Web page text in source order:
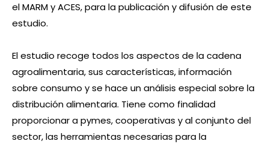
el MARM y ACES, para la publicación y difusión de este
estudio.
El estudio recoge todos los aspectos de la cadena
agroalimentaria, sus características, información
sobre consumo y se hace un análisis especial sobre la
distribución alimentaria. Tiene como finalidad
proporcionar a pymes, cooperativas y al conjunto del
sector, las herramientas necesarias para la